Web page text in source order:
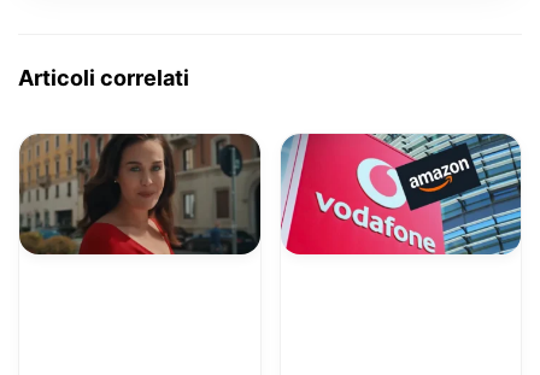
Articoli correlati